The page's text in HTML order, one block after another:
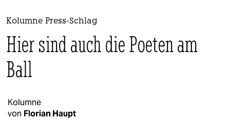
themen
politik
öko
kultur
Kolumne Press-Schlag
Hier sind auch die Poeten am
Ball
Kolumne
von Florian Haupt